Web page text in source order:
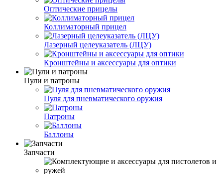
Оптические прицелы
Коллиматорный прицел
Лазерный целеуказатель (ЛЦУ)
Кронштейны и аксессуары для оптики
Пули и патроны
Пуля для пневматического оружия
Патроны
Баллоны
Запчасти